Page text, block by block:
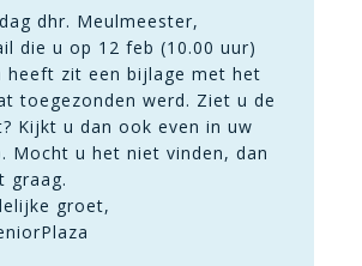
dhr. Meulmeester,
die u op 12 feb (10.00 uur)
heeft zit een bijlage met het
toegezonden werd. Ziet u de
Kijkt u dan ook even in uw
Mocht u het niet vinden, dan
graag.
groet,